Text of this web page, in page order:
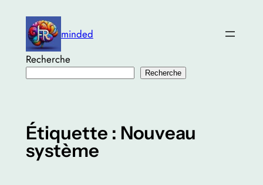
contenu
minded
Recherche
Recherche
Étiquette : Nouveau
système